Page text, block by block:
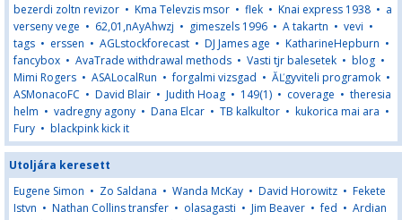
bezerdi zoltn revizor • Kma Televzis msor • flek • Knai express 1938 • a
verseny vege • 62,01,nAyAhwzj • gimeszels 1996 • A takartn • vevi •
tags • erssen • AGLstockforecast • DJ James age • KatharineHepburn •
fancybox • AvaTrade withdrawal methods • Vasti tjr balesetek • blog •
Mimi Rogers • ASALocalRun •forgalmi vizsgad • ĂĽgyviteli programok •
ASMonacoFC • David Blair • Judith Hoag • 149(1) • coverage • theresia
helm • vadregny agony • Dana Elcar • TB kalkultor • kukorica mai ara •
Fury • blackpink kick it
Utoljára keresett
Eugene Simon • Zo Saldana • Wanda McKay • David Horowitz • Fekete
Istvn • Nathan Collins transfer • olasagasti • Jim Beaver •fed • Ardian